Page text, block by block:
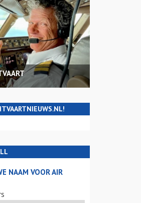
NAAM VOOR AIR